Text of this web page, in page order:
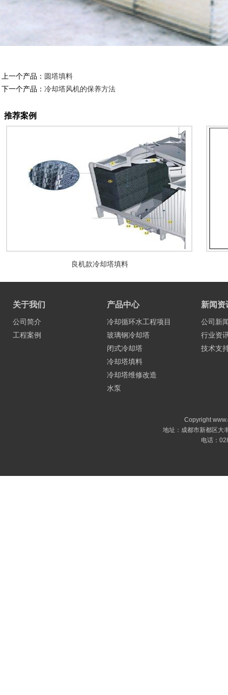
上一个产品： 圆塔填料
下一个产品： 冷却塔风机的保养方法
推荐案例
良机款冷却塔填料
关于我们
公司简介
工程案例
产品中心
冷却循环水工程项目
玻璃钢冷却塔
闭式冷却塔
冷却塔填料
冷却塔维修改造
水泵
新闻资
公司新
行业资
技术支
Copyright
地址：成都市新都区大
电话：